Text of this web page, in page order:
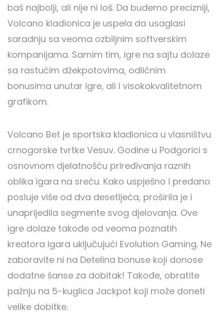
baš najbolji, ali nije ni loš. Da budemo precizniji,
Volcano kladionica je uspela da usaglasi
saradnju sa veoma ozbiljnim softverskim
kompanijama. Samim tim, igre na sajtu dolaze
sa rastućim džekpotovima, odličnim
bonusima unutar igre, ali i visokokvalitetnom
grafikom.
Volcano Bet je sportska kladionica u vlasništvu
crnogorske tvrtke Vesuv. Godine u Podgorici s
osnovnom djelatnošću priređivanja raznih
oblika igara na sreću. Kako uspješno i predano
posluje više od dva desetljeća, proširila je i
unaprijedila segmente svog djelovanja. Ove
igre dolaze takođe od veoma poznatih
kreatora igara uključujući Evolution Gaming. Ne
zaboravite ni na Detelina bonuse koji donose
dodatne šanse za dobitak! Takođe, obratite
pažnju na 5-kuglica Jackpot koji može doneti
velike dobitke.